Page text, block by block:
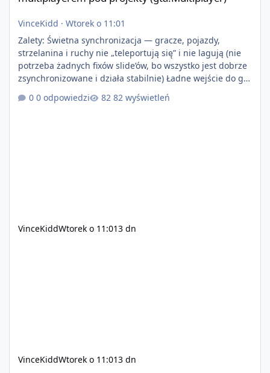
VinceKidd · Wtorek o 11:01
Zalety: Świetna synchronizacja — gracze, pojazdy,
strzelanina i ruchy nie „teleportują się” i nie lagują (nie
potrzeba żadnych fixów slide’ów, bo wszystko jest dobrze
zsynchronizowane i działa stabilnie) Ładne wejście do gry
+ solidny antycheat na poziomie multiplayera Wygodne
pisanie własnych modów i skryptów (wsparcie C# / JS /
0 odpowiedzi 82 wyświetleń
VinceKiddWtorek o 11:013 dn
VinceKiddWtorek o 11:013 dn